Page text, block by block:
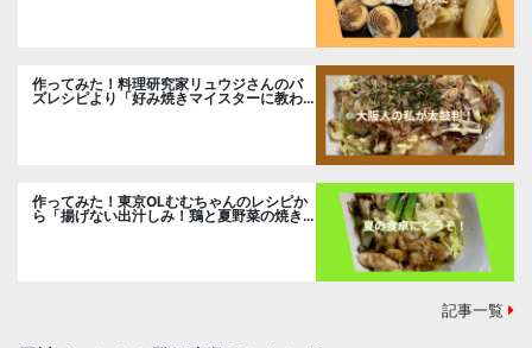
作ってみた！料理研究家リュウジさんのバ
ズレシピより「好み焼きマイスターに教わ
作ってみた！東京OLむむちゃんのレシピか
ら「揚げない出汁しみ！鶏と夏野菜の焼き
浸し」に挑戦。
記事一覧